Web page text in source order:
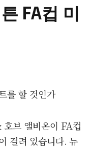
FA컵 미
를 할 것인가
브 앨비온이 FA컵
걸려 있습니다. 뉴